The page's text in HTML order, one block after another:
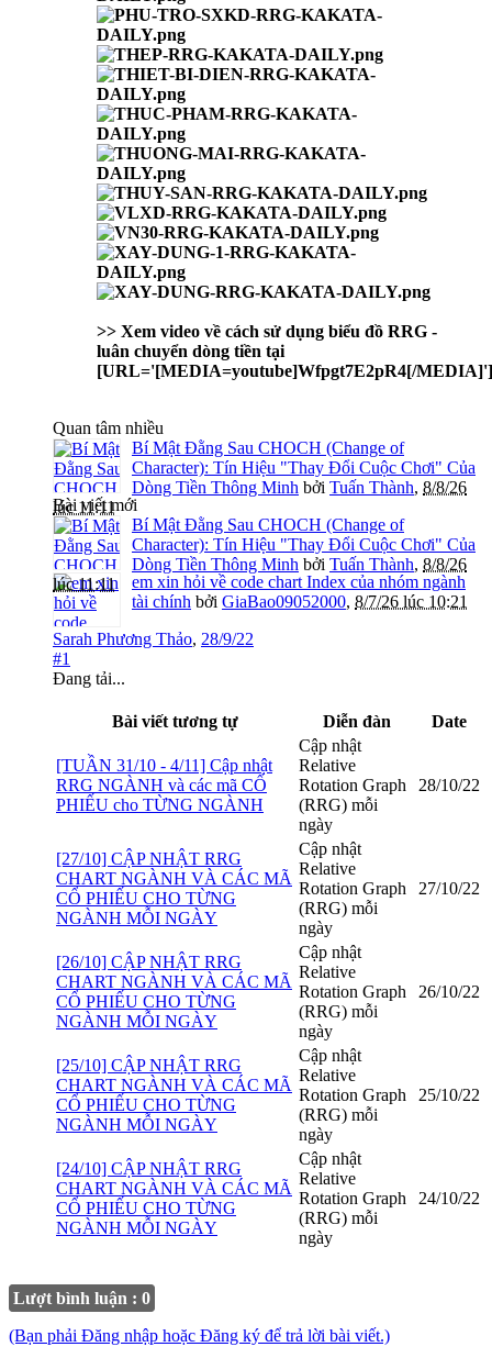
>> Xem video về cách sử dụng biểu đồ RRG -
luân chuyển dòng tiền tại
[URL='[MEDIA=youtube]Wfpgt7E2pR4[/
Quan tâm nhiều
Bí Mật Đằng Sau CHOCH (Change of
Character): Tín Hiệu "Thay Đổi Cuộc Chơi" Của
Dòng Tiền Thông Minh bởi Tuấn Thành, 8/8/26
lúc 11:11
Bài viết mới
Bí Mật Đằng Sau CHOCH (Change of
Character): Tín Hiệu "Thay Đổi Cuộc Chơi" Của
Dòng Tiền Thông Minh bởi Tuấn Thành, 8/8/26
lúc 11:11
em xin hỏi về code chart Index của nhóm ngành
tài chính bởi GiaBao09052000, 8/7/26 lúc 10:21
Sarah Phương Thảo, 28/9/22
#1
Đang tải...
Bài viết tương tự Diễn đàn Date
[TUẦN 31/10 - 4/11] Cập nhật
RRG NGÀNH và các mã CỔ
PHIẾU cho TỪNG NGÀNH
Cập nhật
Relative
Rotation Graph
(RRG) mỗi
ngày
28/10/22
[27/10] CẬP NHẬT RRG
CHART NGÀNH VÀ CÁC MÃ
CỔ PHIẾU CHO TỪNG
NGÀNH MỖI NGÀY
Cập nhật
Relative
Rotation Graph
(RRG) mỗi
ngày
27/10/22
[26/10] CẬP NHẬT RRG
CHART NGÀNH VÀ CÁC MÃ
CỔ PHIẾU CHO TỪNG
NGÀNH MỖI NGÀY
Cập nhật
Relative
Rotation Graph
(RRG) mỗi
ngày
26/10/22
[25/10] CẬP NHẬT RRG
CHART NGÀNH VÀ CÁC MÃ
CỔ PHIẾU CHO TỪNG
NGÀNH MỖI NGÀY
Cập nhật
Relative
Rotation Graph
(RRG) mỗi
ngày
25/10/22
[24/10] CẬP NHẬT RRG
CHART NGÀNH VÀ CÁC MÃ
CỔ PHIẾU CHO TỪNG
NGÀNH MỖI NGÀY
Cập nhật
Relative
Rotation Graph
(RRG) mỗi
ngày
24/10/22
Lượt bình luận : 0
(Bạn phải Đăng nhập hoặc Đăng ký để trả lời bài viết.)